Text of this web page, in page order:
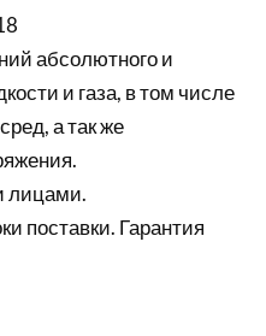
абсолютного и
и газа, в том числе
а так же
лицами.
поставки. Гарантия